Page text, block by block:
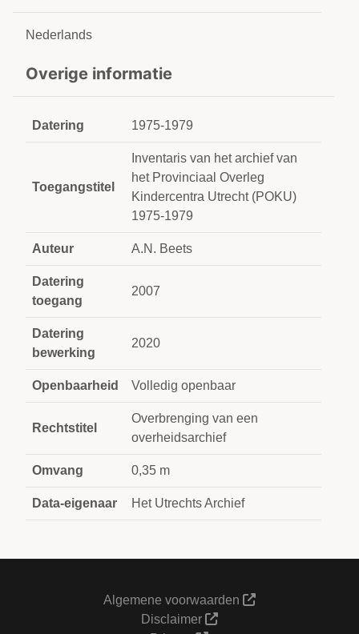
Nederlands
Overige informatie
Datering 1975-1979
Toegangstitel
Inventaris van het archief van
het Provinciaal Overleg
Kindercentra Utrecht (POKU)
1975-1979
Auteur A.N. Beets
Datering
toegang
2007
Datering
bewerking
2020
Openbaarheid Volledig openbaar
Rechtstitel
Overbrenging van een
overheidsarchief
Omvang 0,35 m
Data-eigenaar Het Utrechts Archief
Algemene voorwaarden
Disclaimer